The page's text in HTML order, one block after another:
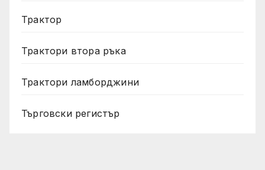
Трактор
Трактори втора ръка
Трактори ламборджини
Търговски регистър